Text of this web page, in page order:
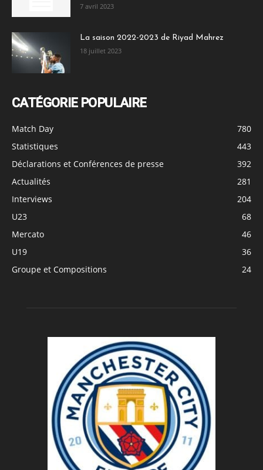
7 avril 2023
La saison 2022-2023 de Riyad Mahrez
18 juillet 2023
CATÉGORIE POPULAIRE
Match Day
780
Statistiques
443
Déclarations et Conférences de presse
392
Actualités
281
Interviews
204
U23
68
Mercato
46
U19
36
Groupe et Compositions
24